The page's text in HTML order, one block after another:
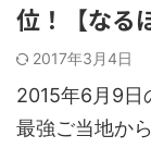
位！【なる
2017年3月4日
2015年6月9日
最強ご当地か